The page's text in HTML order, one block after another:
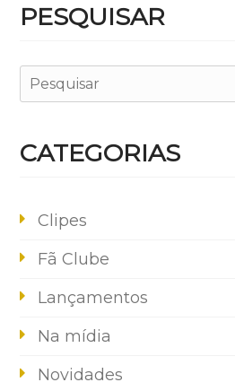
PESQUISAR
CATEGORIAS
Clipes
Fã Clube
Lançamentos
Na mídia
Novidades